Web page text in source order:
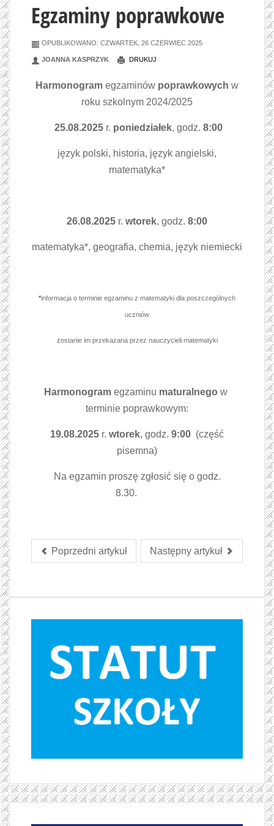
Egzaminy poprawkowe
OPUBLIKOWANO: CZWARTEK, 26 CZERWIEC 2025
JOANNA KASPRZYK DRUKUJ
Harmonogram egzaminów poprawkowych w
roku szkolnym 2024/2025
25.08.2025r. poniedziałek, godz. 8:00
język polski, historia, język angielski,
matematyka*
26.08.2025 r. wtorek, godz. 8:00
matematyka*, geografia, chemia, język niemiecki
*informacja o terminie egzaminu z matematyki dla poszczególnych
uczniów
zostanie im przekazana przez nauczycieli matematyki
Harmonogram egzaminu maturalnego w
terminie poprawkowym:
19.08.2025 r. wtorek, godz. 9:00 (część
pisemna)
Na egzamin proszę zgłosić się o godz.
8.30.
Poprzedni artykuł Następny artykuł